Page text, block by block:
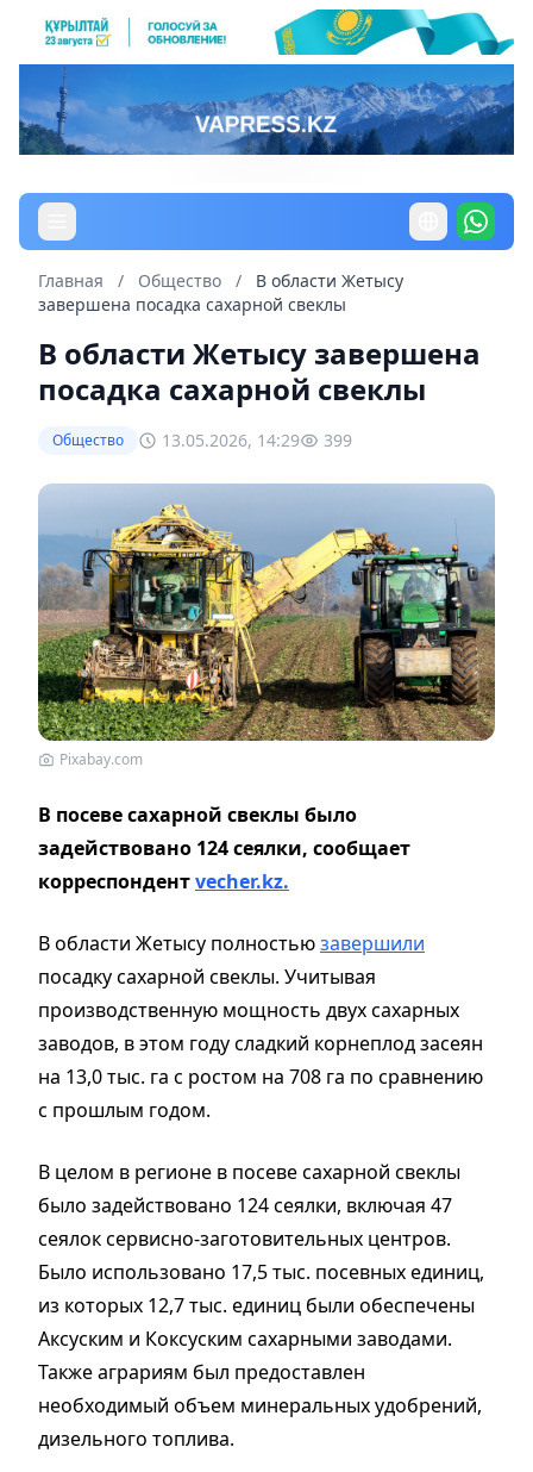
Главная / Общество /
В области Жетысу
завершена посадка сахарной свеклы
В области Жетысу завершена
посадка сахарной свеклы
Общество 13.05.2026, 14:29 399
Pixabay.com
В посеве сахарной свеклы было
задействовано 124 сеялки, сообщает
корреспондентvecher.kz.
В области Жетысу полностьюзавершили
посадку сахарной свеклы. Учитывая
производственную мощность двух сахарных
заводов, в этом году сладкий корнеплод засеян
на 13,0 тыс. га с ростом на 708 га по сравнению
с прошлым годом.
В целом в регионе в посеве сахарной свеклы
было задействовано 124 сеялки, включая 47
сеялок сервисно-заготовительных центров.
Было использовано 17,5 тыс. посевных единиц,
из которых 12,7 тыс. единиц были обеспечены
Аксуским и Коксуским сахарными заводами.
Также аграриям был предоставлен
необходимый объем минеральных удобрений,
дизельного топлива.